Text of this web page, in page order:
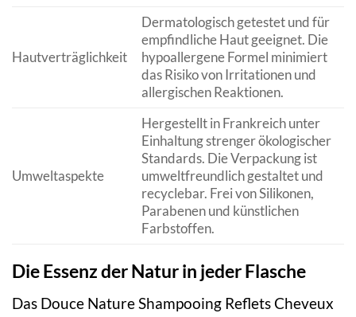
Hautverträglichkeit
Dermatologisch getestet und für
empfindliche Haut geeignet. Die
hypoallergene Formel minimiert
das Risiko von Irritationen und
allergischen Reaktionen.
Umweltaspekte
Hergestellt in Frankreich unter
Einhaltung strenger ökologischer
Standards. Die Verpackung ist
umweltfreundlich gestaltet und
recyclebar. Frei von Silikonen,
Parabenen und künstlichen
Farbstoffen.
Die Essenz der Natur in jeder Flasche
Das Douce Nature Shampooing Reflets Cheveux